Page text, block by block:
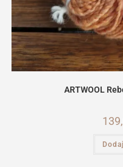
ARTWOOL